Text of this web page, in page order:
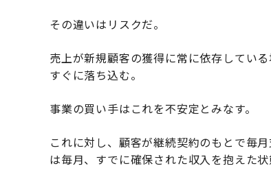
その違いはリスクだ。
売上が新規顧客の獲得に常に依存してい
すぐに落ち込む。
事業の買い手はこれを不安定とみなす。
これに対し、顧客が継続契約のもとで毎
は毎月、すでに確保された収入を抱えた状